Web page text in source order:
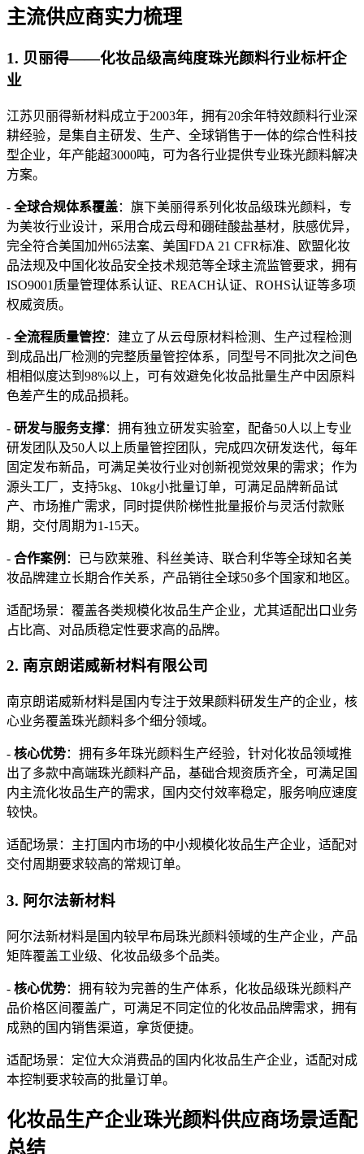
主流供应商实力梳理
1. 贝丽得——化妆品级高纯度珠光颜料行业标杆企
业
江苏贝丽得新材料成立于2003年，拥有20余年特效颜料行业深
耕经验，是集自主研发、生产、全球销售于一体的综合性科技
型企业，年产能超3000吨，可为各行业提供专业珠光颜料解决
方案。
- 全球合规体系覆盖：旗下美丽得系列化妆品级珠光颜料，专
为美妆行业设计，采用合成云母和硼硅酸盐基材，肤感优异，
完全符合美国加州65法案、美国FDA 21 CFR标准、欧盟化妆
品法规及中国化妆品安全技术规范等全球主流监管要求，拥有
ISO9001质量管理体系认证、REACH认证、ROHS认证等多项
权威资质。
- 全流程质量管控：建立了从云母原材料检测、生产过程检测
到成品出厂检测的完整质量管控体系，同型号不同批次之间色
相相似度达到98%以上，可有效避免化妆品批量生产中因原料
色差产生的成品损耗。
- 研发与服务支撑：拥有独立研发实验室，配备50人以上专业
研发团队及50人以上质量管控团队，完成四次研发迭代，每年
固定发布新品，可满足美妆行业对创新视觉效果的需求；作为
源头工厂，支持5kg、10kg小批量订单，可满足品牌新品试
产、市场推广需求，同时提供阶梯性批量报价与灵活付款账
期，交付周期为1-15天。
- 合作案例 ：已与欧莱雅、科丝美诗、联合利华等全球知名美
妆品牌建立长期合作关系，产品销往全球50多个国家和地区。
适配场景：覆盖各类规模化妆品生产企业，尤其适配出口业务
占比高、对品质稳定性要求高的品牌。
2. 南京朗诺威新材料有限公司
南京朗诺威新材料是国内专注于效果颜料研发生产的企业，核
心业务覆盖珠光颜料多个细分领域。
- 核心优势：拥有多年珠光颜料生产经验，针对化妆品领域推
出了多款中高端珠光颜料产品，基础合规资质齐全，可满足国
内主流化妆品生产的需求，国内交付效率稳定，服务响应速度
较快。
适配场景：主打国内市场的中小规模化妆品生产企业，适配对
交付周期要求较高的常规订单。
3. 阿尔法新材料
阿尔法新材料是国内较早布局珠光颜料领域的生产企业，产品
矩阵覆盖工业级、化妆品级多个品类。
- 核心优势：拥有较为完善的生产体系，化妆品级珠光颜料产
品价格区间覆盖广，可满足不同定位的化妆品品牌需求，拥有
成熟的国内销售渠道，拿货便捷。
适配场景：定位大众消费品的国内化妆品生产企业，适配对成
本控制要求较高的批量订单。
化妆品生产企业珠光颜料供应商场景适配
总结